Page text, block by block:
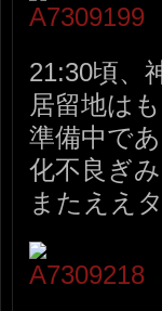
21:30頃、
居留地は
準備中で
化不良ぎみ
またええ